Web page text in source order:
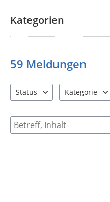
neue Meldungen und noch
angezeigt. Wenn Sie bereits
wollen, wählen Sie bitte die
aktivieren dort auch die
Kategorien
59 Meldungen
Status
Kategorie
Suche nach Meldungen und